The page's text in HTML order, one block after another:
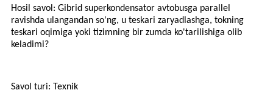
Hosil savol: Gibrid superkondensator avtobusga parallel
ravishda ulangandan so'ng, u teskari zaryadlashga, tokning
teskari oqimiga yoki tizimning bir zumda ko'tarilishiga olib
keladimi?
Savol turi: Texnik